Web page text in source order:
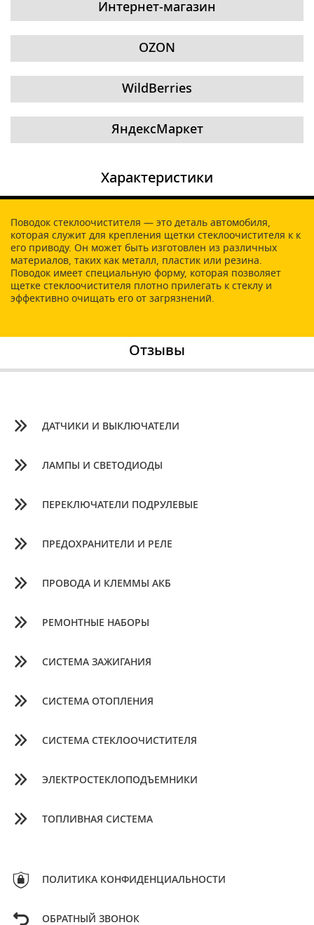
Интернет-магазин
OZON
WildBerries
ЯндексМаркет
Характеристики
Поводок стеклоочистителя — это деталь автомобиля,
которая служит для крепления щетки стеклоочистителя к к
его приводу. Он может быть изготовлен из различных
материалов, таких как металл, пластик или резина.
Поводок имеет специальную форму, которая позволяет
щетке стеклоочистителя плотно прилегать к стеклу и
эффективно очищать его от загрязнений.
Отзывы
ДАТЧИКИ И ВЫКЛЮЧАТЕЛИ
ЛАМПЫ И СВЕТОДИОДЫ
ПЕРЕКЛЮЧАТЕЛИ ПОДРУЛЕВЫЕ
ПРЕДОХРАНИТЕЛИ И РЕЛЕ
ПРОВОДА И КЛЕММЫ АКБ
РЕМОНТНЫЕ НАБОРЫ
СИСТЕМА ЗАЖИГАНИЯ
СИСТЕМА ОТОПЛЕНИЯ
СИСТЕМА СТЕКЛООЧИСТИТЕЛЯ
ЭЛЕКТРОСТЕКЛОПОДЪЕМНИКИ
ТОПЛИВНАЯ СИСТЕМА
ПОЛИТИКА КОНФИДЕНЦИАЛЬНОСТИ
ОБРАТНЫЙ ЗВОНОК